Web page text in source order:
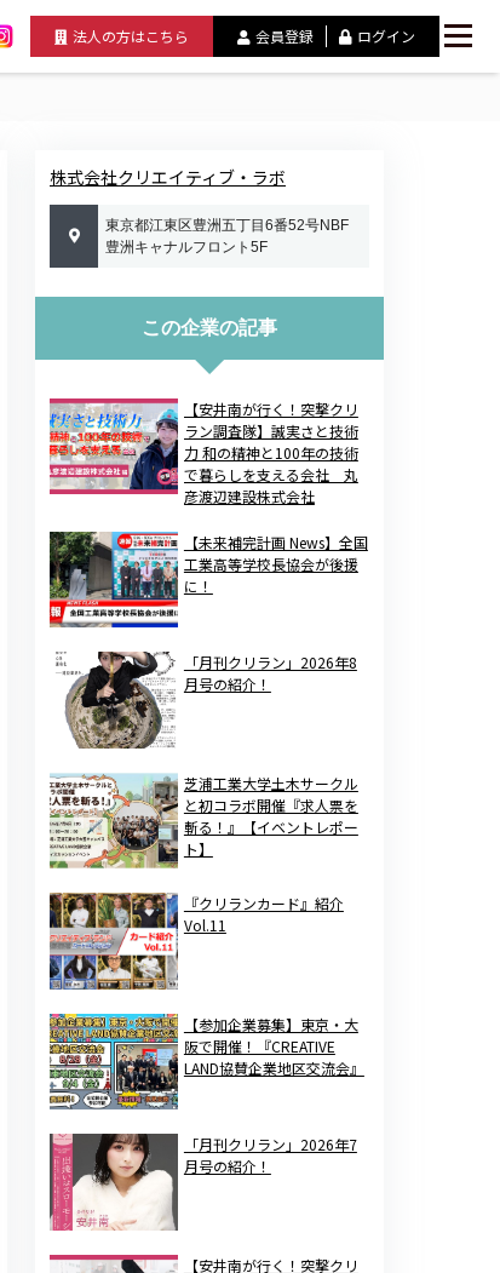
法人の方はこちら 会員登録 ログイン
株式会社クリエイティブ・ラボ
東京都江東区豊洲五丁目6番52号NBF
豊洲キャナルフロント5F
この企業の記事
【安井南が行く！突撃クリ
ラン調査隊】誠実さと技術
力 和の精神と100年の技術
で暮らしを支える会社 丸
彦渡辺建設株式会社
【未来補完計画 News】全国
工業高等学校長協会が後援
に！
「月刊クリラン」2026年8
月号の紹介！
芝浦工業大学土木サークル
と初コラボ開催『求人票を
斬る！』【イベントレポー
ト】
『クリランカード』紹介
Vol.11
【参加企業募集】東京・大
阪で開催！『CREATIVE
LAND協賛企業地区交流会』
「月刊クリラン」2026年7
月号の紹介！
【安井南が行く！突撃クリ